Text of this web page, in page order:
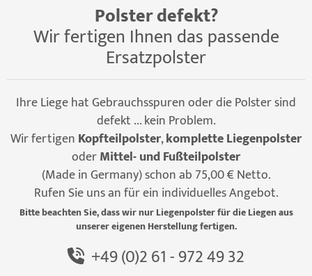
Polster defekt?
Wir fertigen Ihnen das passende
Ersatzpolster
Ihre Liege hat Gebrauchsspuren oder die Polster sind
defekt ... kein Problem.
Wir fertigen Kopfteilpolster,komplette Liegenpolster
oderMittel- und Fußteilpolster
(Made in Germany) schon ab 75,00 € Netto.
Rufen Sie uns an für ein individuelles Angebot.
Bitte beachten Sie, dass wir nur Liegenpolster für die Liegen aus
unserer eigenen Herstellung fertigen.
+49 (0)2 61 - 972 49 32